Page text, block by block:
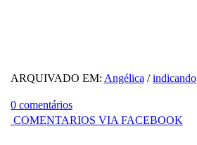
ARQUIVADO EM: Angélica /indicando
0 comentários
COMENTARIOS VIA FACEBOOK